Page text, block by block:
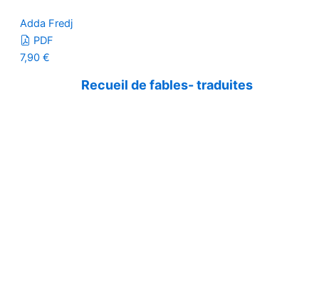
Adda Fredj
PDF
7,90 €
Recueil de fables- traduites